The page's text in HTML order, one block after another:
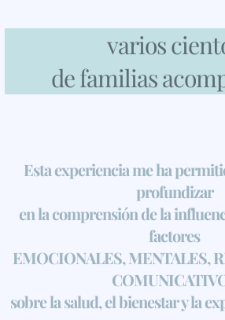
varios
de familias
Esta experiencia me ha
profundizar
en la comprensión de la
factores
EMOCIONALES, MENTALES,
sobre la salud, el bienestar y la